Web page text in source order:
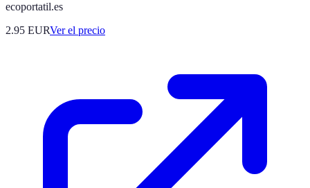
ecoportatil.es
2.95 EURVer el precio